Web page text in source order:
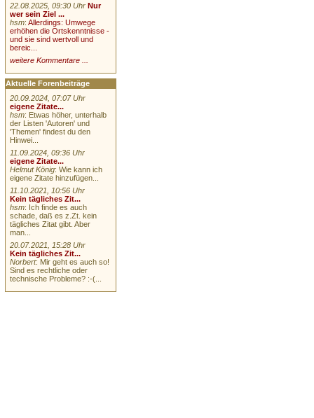
22.08.2025, 09:30 Uhr Nur
wer sein Ziel ...
hsm:Allerdings: Umwege
erhöhen die Ortskenntnisse -
und sie sind wertvoll und
bereic...
weitere Kommentare ...
Aktuelle Forenbeiträge
20.09.2024, 07:07 Uhr
eigene Zitate...
hsm: Etwas höher, unterhalb
der Listen 'Autoren' und
'Themen' findest du den
Hinwei...
11.09.2024, 09:36 Uhr
eigene Zitate...
Helmut König: Wie kann ich
eigene Zitate hinzufügen...
11.10.2021, 10:56 Uhr
Kein tägliches Zit...
hsm: Ich finde es auch
schade, daß es z.Zt. kein
tägliches Zitat gibt. Aber
man...
20.07.2021, 15:28 Uhr
Kein tägliches Zit...
Norbert: Mir geht es auch so!
Sind es rechtliche oder
technische Probleme? :-(...